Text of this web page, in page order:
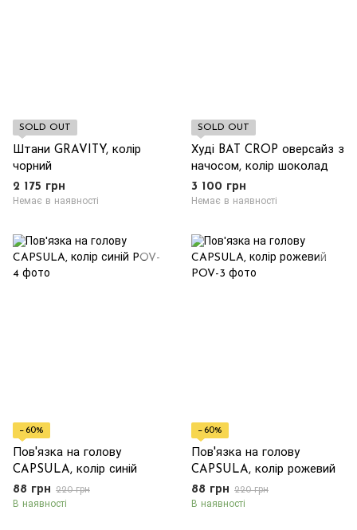
SOLD OUT
Штани GRAVITY, колір
чорний
2 175 грн
Немає в наявності
SOLD OUT
Худі BAT CROP оверсайз з
начосом, колір шоколад
3 100 грн
Немає в наявності
−60%
Пов'язка на голову
CAPSULA, колір синій
88 грн 220 грн
В наявності
−60%
Пов'язка на голову
CAPSULA, колір рожевий
88 грн 220 грн
В наявності